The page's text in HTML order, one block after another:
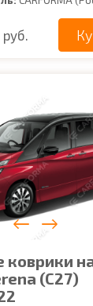
коврики
(C27)